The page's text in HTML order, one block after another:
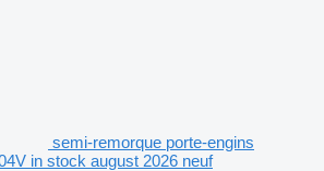
semi-remorque porte-engins
in stock august 2026 neuf